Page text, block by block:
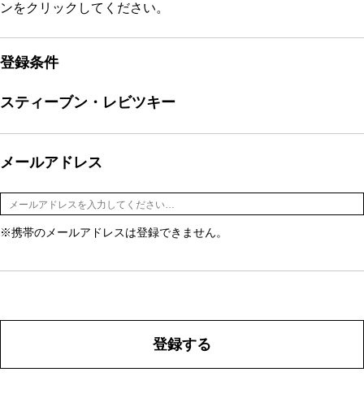
ンをクリックしてください。
登録条件
スティーブン・レビツキー
メールアドレス
※携帯のメールアドレスは登録できません。
登録する